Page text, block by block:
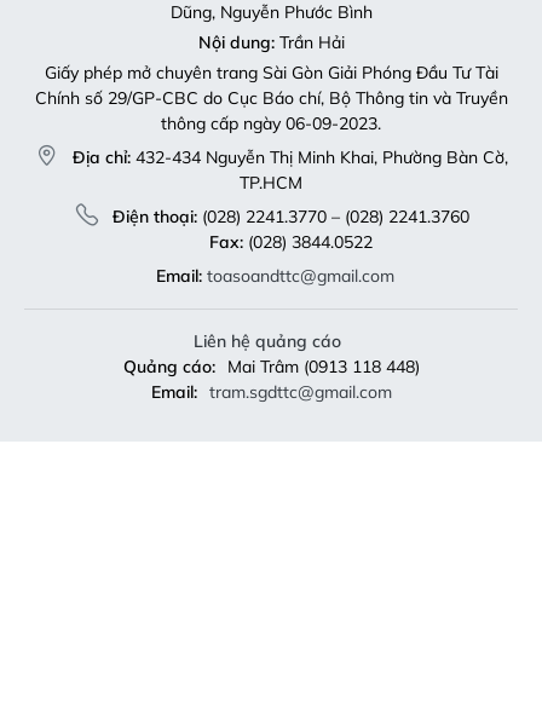
Dũng, Nguyễn Phước Bình
Nội dung:Trần Hải
Giấy phép mở chuyên trang Sài Gòn Giải Phóng Đầu Tư Tài
Chính số 29/GP-CBC do Cục Báo chí, Bộ Thông tin và Truyền
thông cấp ngày 06-09-2023.
Địa chỉ: 432-434 Nguyễn Thị Minh Khai, Phường Bàn Cờ,
TP.HCM
Điện thoại:(028) 2241.3770 – (028) 2241.3760
Fax:(028) 3844.0522
Email: toasoandttc@gmail.com
Liên hệ quảng cáo
Quảng cáo:
Mai Trâm (0913 118 448)
Email: tram.sgdttc@gmail.com